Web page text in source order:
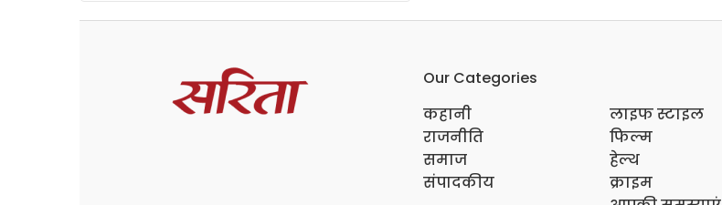
Our Categories
कहानी
राजनीति
समाज
संपादकीय
लाइफ स्टाइल
फिल्म
हेल्थ
क्राइम